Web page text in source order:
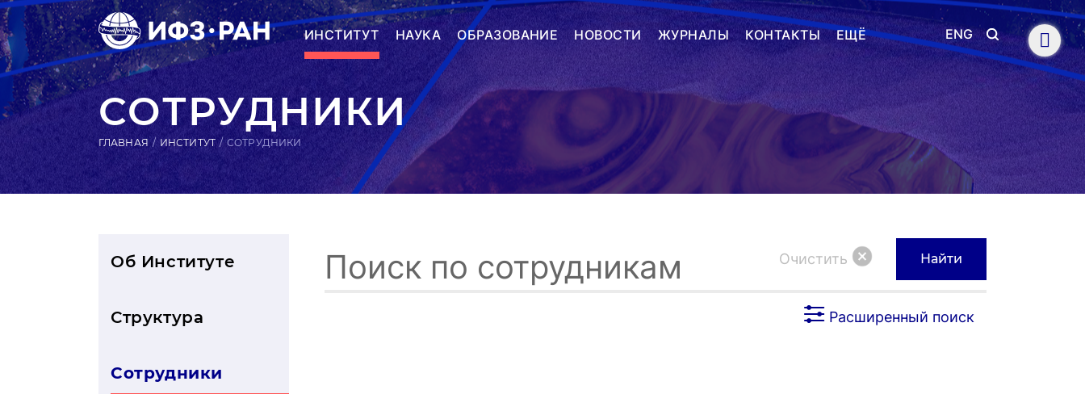
ИНСТИТУТ НАУКА ОБРАЗОВАНИЕ НОВОСТИ ЖУРНАЛЫ КОНТАКТЫ ЕЩЁ ENG
СОТРУДНИКИ
ГЛАВНАЯ ИНСТИТУТ СОТРУДНИКИ
Об Институте
Структура
Сотрудники
Найти
Очистить
Расширенный поиск